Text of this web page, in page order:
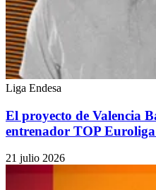
Liga Endesa
El proyecto de Valencia
entrenador TOP Euroliga
21 julio 2026